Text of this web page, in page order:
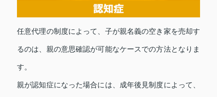
任意代理の制度によって、子が親名義の空き家を売却す
るのは、親の意思確認が可能なケースでの方法となりま
す。
親が認知症になった場合には、成年後見制度によって、